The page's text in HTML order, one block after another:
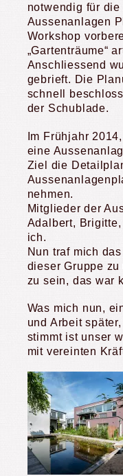
notwendig für
Aussenanlagen
Workshop
„Gartenträume“
Anschliessend
gebrieft. Die
schnell
der Schublade.
Im Frühjahr
eine
Ziel die
nehmen.
Mitglieder der
Adalbert,
ich.
Nun traf mich
dieser Gruppe
zu sein, das war
Was mich nun,
und Arbeit
stimmt ist unser
mit vereinten